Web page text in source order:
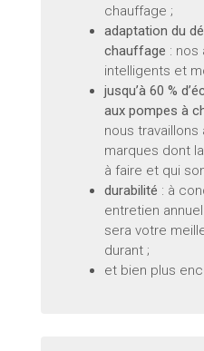
chauffage ;
adaptation du
chauffage : nos
intelligents et
jusqu’à 60 %
aux pompes à
nous
marques dont
à faire et qui
durabilité : à
entretien
sera votre
durant ;
et bien plus